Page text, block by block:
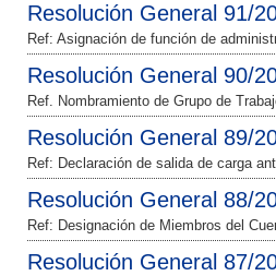
Resolución General 91/
Ref: Asignación de función de
Resolución General 90/
Ref. Nombramiento de Grupo de
Resolución General 89/
Ref: Declaración de salida de carga
Resolución General 88/
Ref: Designación de Miembros del
Resolución General 87/